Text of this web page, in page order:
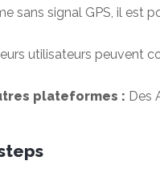
sans signal GPS, il est
utilisateurs peuvent
plateformes : Des